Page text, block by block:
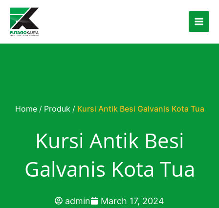
Skip to content
Home / Produk / Kursi Antik Besi Galvanis Kota Tua
Kursi Antik Besi
Galvanis Kota Tua
admin March 17, 2024